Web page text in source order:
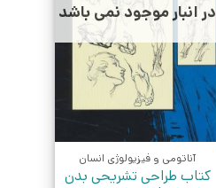
در انبار موجود نمی باشد
آناتومی و فیزیولوژی انسان
کتاب طراحی تشریحی بدن